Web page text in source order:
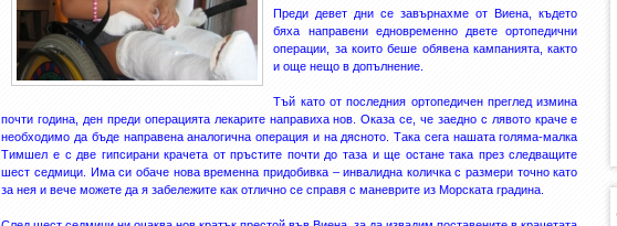
Преди дeвет дни се завърнахме от Виена, където
бяха направени едновременно двете ортопедични
операции, за които беше обявена кампанията, както
и още нещо в допълнение.
Тъй като от последния ортопедичен преглед измина
почти година, ден преди операцията лекарите направиха нов. Оказа се, че заедно с лявото краче е
необходимо да бъде направена аналогична операция и на дясното. Така сега нашата голяма-малка
Тимшел е с две гипсирани крачета от пръстите почти до таза и ще остане така през следващите
шест седмици. Има си обаче нова временна придобивка – инвалидна количка с размери точно като
за нея и вече можете да я забележите как отлично се справя с маневрите из Морската градина.